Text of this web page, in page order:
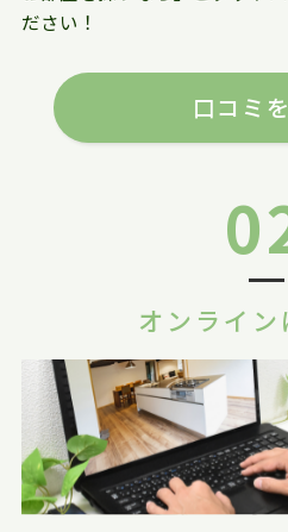
ださい！
口コミ
オンライ